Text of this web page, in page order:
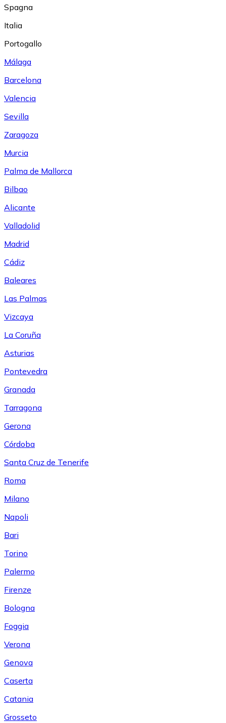
Spagna
Italia
Portogallo
Málaga
Barcelona
Valencia
Sevilla
Zaragoza
Murcia
Palma de Mallorca
Bilbao
Alicante
Valladolid
Madrid
Cádiz
Baleares
Las Palmas
Vizcaya
La Coruña
Asturias
Pontevedra
Granada
Tarragona
Gerona
Córdoba
Santa Cruz de Tenerife
Roma
Milano
Napoli
Bari
Torino
Palermo
Firenze
Bologna
Foggia
Verona
Genova
Caserta
Catania
Grosseto